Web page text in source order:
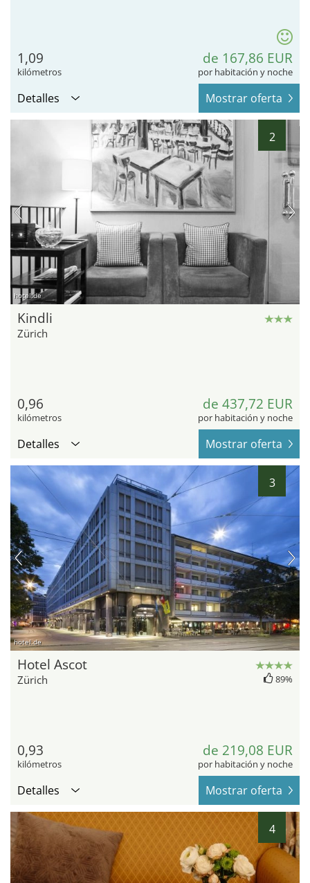
1,09
kilómetros
de 167,86 EUR
por habitación y noche
Detalles Mostrar oferta
2
hotel.de
Kindli
Zürich
0,96
kilómetros
de 437,72 EUR
por habitación y noche
Detalles Mostrar oferta
3
hotel.de
Hotel Ascot
Zürich 89%
0,93
kilómetros
de 219,08 EUR
por habitación y noche
Detalles Mostrar oferta
4